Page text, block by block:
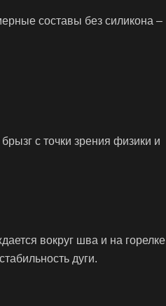
составы без силикона –
с точки зрения физики и
вокруг шва и на горелке
дуги.